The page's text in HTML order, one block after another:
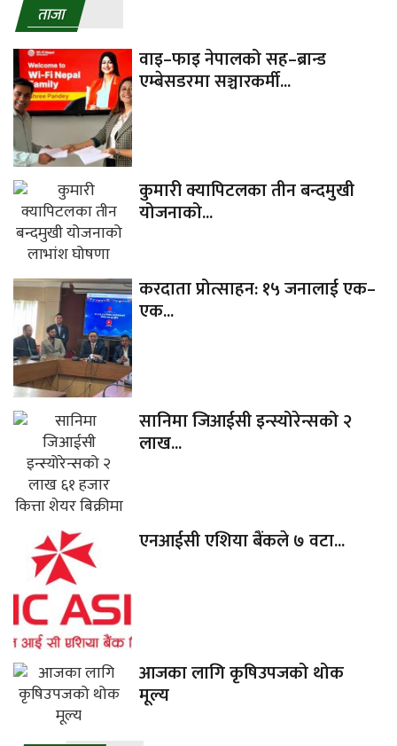
ताजा
वाइ–फाइ नेपालको सह–ब्रान्ड
एम्बेसडरमा सञ्चारकर्मी...
कुमारी क्यापिटलका तीन बन्दमुखी
योजनाको...
करदाता प्रोत्साहन: १५ जनालाई एक–
एक...
सानिमा जिआईसी इन्स्योरेन्सको २
लाख...
एनआईसी एशिया बैंकले ७ वटा...
आजका लागि कृषिउपजको थोक
मूल्य